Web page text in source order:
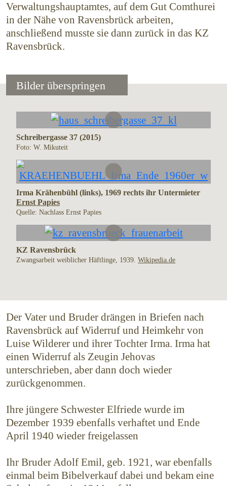
Verwaltungshaupt­amtes, auf dem Gut Comthurei
in der Nähe von Ravensbrück arbeiten,
anschließend musste sie dann zurück in das KZ
Ravensbrück.
Bilder überspringen
Schreibergasse 37 (2015)
Foto: W. Mikuteit
Irma Krähenbühl (links), 1969 rechts ihr Untermieter
Ernst Papies
Quelle: Nachlass Ernst Papies
KZ Ravensbrück
Zwangsarbeit weiblicher Häftlinge, 1939. Wikipedia.de
Der Vater und Bruder drängen in Briefen nach
Ravensbrück auf Widerruf und Heimkehr von
Luise Wilderer und ihrer Tochter Irma. Irma hat
einen Widerruf als Zeugin Jehovas
unterschrieben, aber dann doch wieder
zurückgenommen.
Ihre jüngere Schwester Elfriede wurde im
Dezember 1939 ebenfalls verhaftet und Ende
April 1940 wieder freigelassen
Ihr Bruder Adolf Emil, geb. 1921, war ebenfalls
einmal beim Bibelverkauf dabei und bekam eine